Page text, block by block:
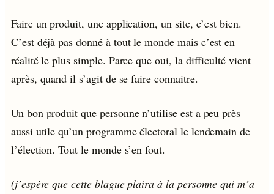
Faire un produit, une application, un site, c’est bien.
C’est déjà pas donné à tout le monde mais c’est en
réalité le plus simple. Parce que oui, la difficulté vient
après, quand il s’agit de se faire connaitre.
Un bon produit que personne n’utilise est a peu près
aussi utile qu’un programme électoral le lendemain de
l’élection. Tout le monde s’en fout.
(j’espère que cette blague plaira à la personne qui m’a